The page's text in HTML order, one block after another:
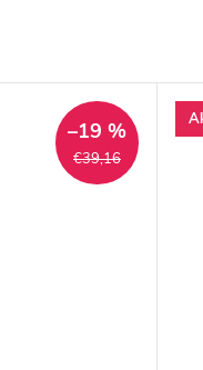
€39,16
–19 %